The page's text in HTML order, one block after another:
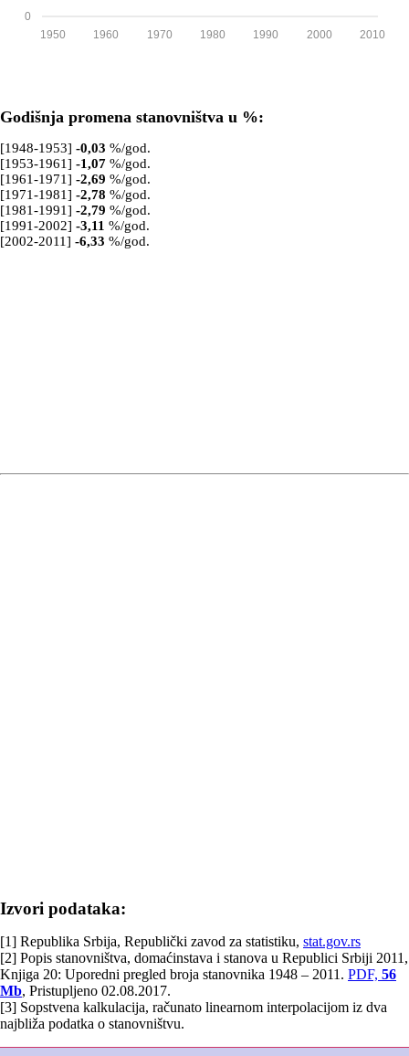
0
2010
2000
1990
1980
1970
1960
1950
Godišnja promena stanovništva u %:
[1948-1953] -0,03 %/god.
[1953-1961] -1,07 %/god.
[1961-1971] -2,69 %/god.
[1971-1981] -2,78 %/god.
[1981-1991] -2,79 %/god.
[1991-2002] -3,11 %/god.
[2002-2011] -6,33 %/god.
Izvori podataka:
[1] Republika Srbija, Republički zavod za statistiku, stat.gov.rs
[2] Popis stanovništva, domaćinstava i stanova u Republici Srbiji 2011,
Knjiga 20: Uporedni pregled broja stanovnika 1948 – 2011. PDF, 56
Mb, Pristupljeno 02.08.2017.
[3] Sopstvena kalkulacija, računato linearnom interpolacijom iz dva
najbliža podatka o stanovništvu.